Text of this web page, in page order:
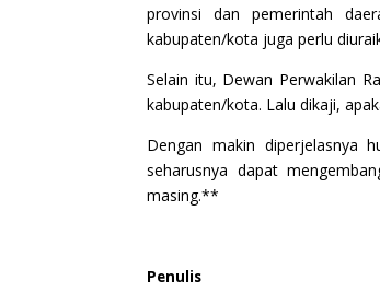
provinsi dan pemerintah
kabupaten/kota juga perlu
Selain itu, Dewan Perwakilan
kabupaten/kota. Lalu dikaji,
Dengan makin diperjelasnya
seharusnya dapat
masing.**
Penulis